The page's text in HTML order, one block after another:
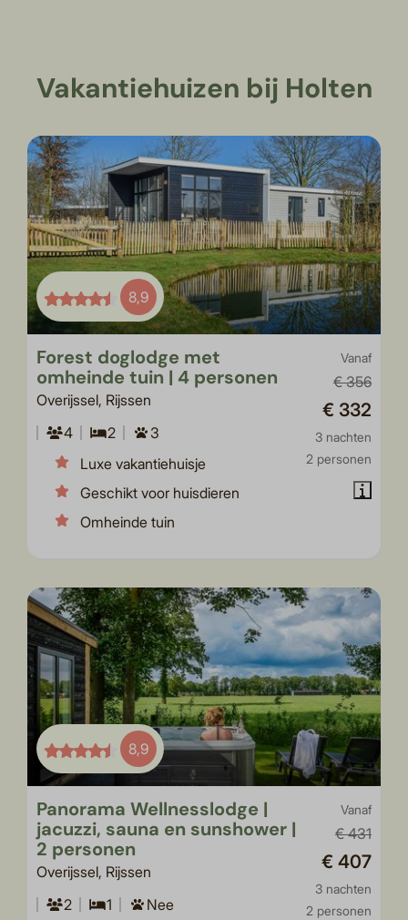
Vakantiehuizen bij Holten
8,9
Vanaf
€ 356
€ 332
3 nachten
2 personen
Forest doglodge met
omheinde tuin | 4 personen
Overijssel, Rijssen
4
2
3
Luxe vakantiehuisje
Geschikt voor huisdieren
Omheinde tuin
8,9
Vanaf
€ 431
€ 407
3 nachten
2 personen
Panorama Wellnesslodge |
jacuzzi, sauna en sunshower |
2 personen
Overijssel, Rijssen
2
1
Nee